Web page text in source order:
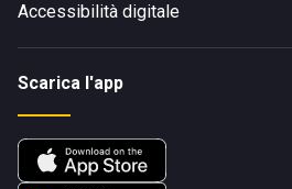
Accessibilità digitale
Scarica l'app